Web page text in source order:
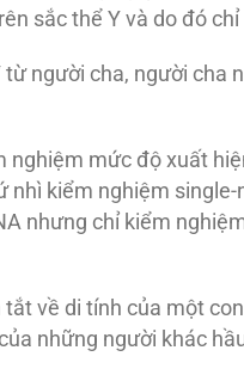
sắc thể Y và do đó
người cha, người cha
mức độ xuất
nhì kiểm nghiệm
nhưng chỉ kiểm
về di tính của một
những người khác